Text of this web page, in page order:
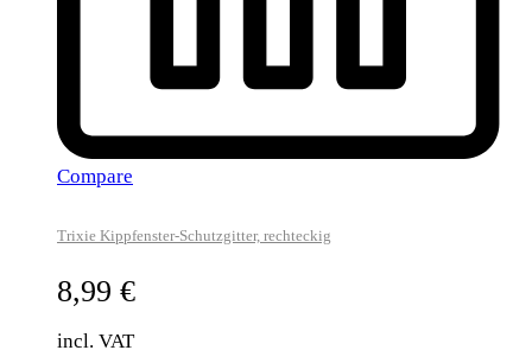
Compare
Trixie Kippfenster-Schutzgitter, rechteckig
8,99 €
incl. VAT